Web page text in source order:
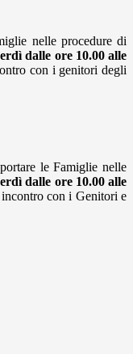
nelle procedure di
dalle ore 10.00 alle
con i genitori degli
le Famiglie nelle
dalle ore 10.00 alle
con i Genitori e